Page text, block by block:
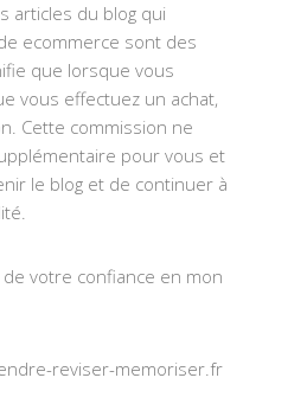
articles du blog qui
ecommerce sont des
que lorsque vous
vous effectuez un achat,
Cette commission ne
pour vous et
le blog et de continuer à
votre confiance en mon
reviser-memoriser.fr